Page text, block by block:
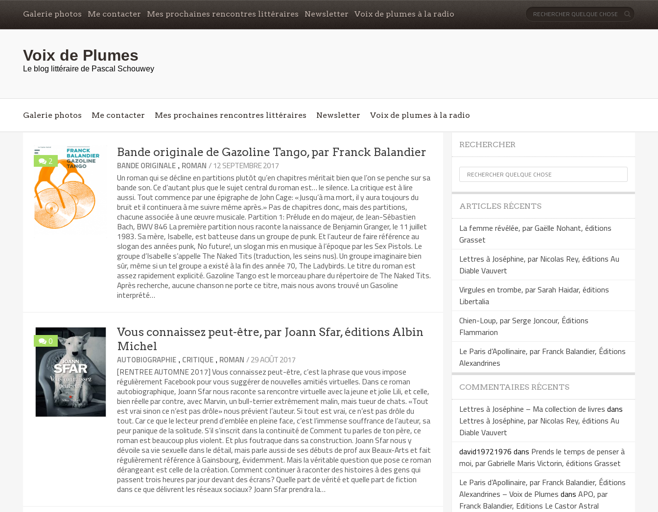
Galerie photos Me contacter Mes prochaines rencontres littéraires Newsletter Voix de plumes à la radio
Voix de Plumes
Le blog littéraire de Pascal Schouwey
Galerie photos Me contacter Mes prochaines rencontres littéraires Newsletter Voix de plumes à la radio
2
Bande originale de Gazoline Tango, par Franck Balandier
BANDE ORIGINALE , ROMAN / 12 SEPTEMBRE 2017
Un roman qui se décline en partitions plutôt qu’en chapitres méritait bien que l’on se penche sur sa
bande son. Ce d’autant plus que le sujet central du roman est… le silence. La critique est à lire
aussi. Tout commence par une épigraphe de John Cage: «Jusqu’à ma mort, il y aura toujours du
bruit et il continuera à me suivre même après.» Pas de chapitres donc, mais des partitions,
chacune associée à une œuvre musicale. Partition 1: Prélude en do majeur, de Jean-Sébastien
Bach, BWV 846 La première partition nous raconte la naissance de Benjamin Granger, le 11 juillet
1983. Sa mère, Isabelle, est batteuse dans un groupe de punk. Et l’auteur de faire référence au
slogan des années punk, No future!, un slogan mis en musique à l’époque par les Sex Pistols. Le
groupe d’Isabelle s’appelle The Naked Tits (traduction, les seins nus). Un groupe imaginaire bien
sûr, même si un tel groupe a existé à la fin des année 70, The Ladybirds. Le titre du roman est
assez rapidement explicité. Gazoline Tango est le morceau phare du répertoire de The Naked Tits.
Après recherche, aucune chanson ne porte ce titre, mais nous avons trouvé un Gasoline
interprété…
0
Vous connaissez peut-être, par Joann Sfar, éditions Albin
Michel
AUTOBIOGRAPHIE , CRITIQUE , ROMAN / 29 AOÛT 2017
[RENTREE AUTOMNE 2017] Vous connaissez peut-être, c’est la phrase que vous impose
régulièrement Facebook pour vous suggérer de nouvelles amitiés virtuelles. Dans ce roman
autobiographique, Joann Sfar nous raconte sa rencontre virtuelle avec la jeune et jolie Lili, et celle,
bien réelle par contre, avec Marvin, un bull-terrier extrêmement malin, mais tueur de chats. «Tout
est vrai sinon ce n’est pas drôle» nous prévient l’auteur. Si tout est vrai, ce n’est pas drôle du
tout. Car ce que le lecteur prend d’emblée en pleine face, c’est l’immense souffrance de l’auteur, sa
peur panique de la solitude. S’il s’inscrit dans la continuité de Comment tu parles de ton père, ce
roman est beaucoup plus violent. Et plus foutraque dans sa construction. Joann Sfar nous y
dévoile sa vie sexuelle dans le détail, mais parle aussi de ses débuts de prof aux Beaux-Arts et fait
régulièrement référence à Gainsbourg, évidemment. Mais la véritable question que pose ce roman
dérangeant est celle de la création. Comment continuer à raconter des histoires à des gens qui
passent trois heures par jour devant des écrans? Quelle part de vérité et quelle part de fiction
dans ce que délivrent les réseaux sociaux? Joann Sfar prendra la…
RECHERCHER
ARTICLES RÉCENTS
La femme révélée, par Gaëlle Nohant, éditions
Grasset
Lettres à Joséphine, par Nicolas Rey, éditions Au
Diable Vauvert
Virgules en trombe, par Sarah Haidar, éditions
Libertalia
Chien-Loup, par Serge Joncour, Éditions
Flammarion
Le Paris d’Apollinaire, par Franck Balandier, Éditions
Alexandrines
COMMENTAIRES RÉCENTS
Lettres à Joséphine – Ma collection de livres dans
Lettres à Joséphine, par Nicolas Rey, éditions Au
Diable Vauvert
david19721976 dans Prends le temps de penser à
moi, par Gabrielle Maris Victorin, éditions Grasset
Le Paris d’Apollinaire, par Franck Balandier, Éditions
Alexandrines – Voix de Plumes dans APO, par
Franck Balandier, Editions Le Castor Astral